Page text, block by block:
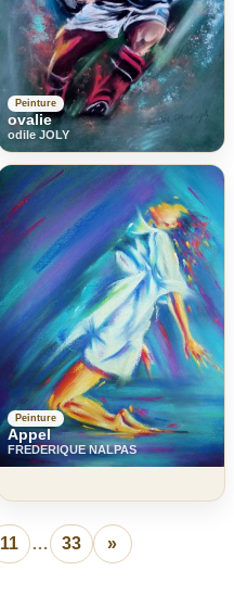
Peinture
ovalie
odile JOLY
Peinture
Appel
FREDERIQUE NALPAS
11 … 33 »